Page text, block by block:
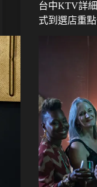
台中KTV詳
式到選店重